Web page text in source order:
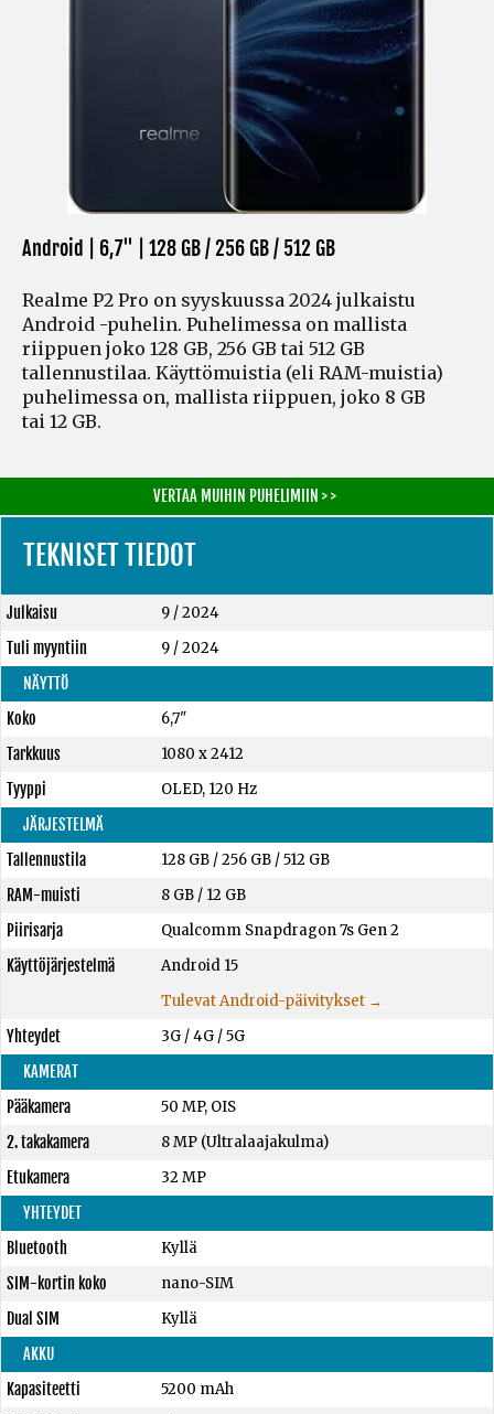
Android | 6,7" | 128 GB / 256 GB / 512 GB
Realme P2 Pro on syyskuussa 2024 julkaistu
Android -puhelin. Puhelimessa on mallista
riippuen joko 128 GB, 256 GB tai 512 GB
tallennustilaa. Käyttömuistia (eli RAM-muistia)
puhelimessa on, mallista riippuen, joko 8 GB
tai 12 GB.
VERTAA MUIHIN PUHELIMIIN > >
TEKNISET TIEDOT
Julkaisu
9 / 2024
Tuli myyntiin
9 / 2024
NÄYTTÖ
Koko
6,7"
Tarkkuus
1080 x 2412
Tyyppi
OLED, 120 Hz
JÄRJESTELMÄ
Tallennustila
128 GB/256 GB/512 GB
RAM-muisti
8 GB/ 12 GB
Piirisarja
Qualcomm Snapdragon 7s Gen 2
Käyttöjärjestelmä
Android 15
Tulevat Android-päivitykset →
Yhteydet
3G / 4G / 5G
KAMERAT
Pääkamera
50 MP, OIS
2. takakamera
8 MP (Ultralaajakulma)
Etukamera
32 MP
YHTEYDET
Bluetooth
Kyllä
SIM-kortin koko
nano-SIM
Dual SIM
Kyllä
AKKU
Kapasiteetti
5200 mAh